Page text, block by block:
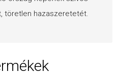
töretlen hazaszeretetét.